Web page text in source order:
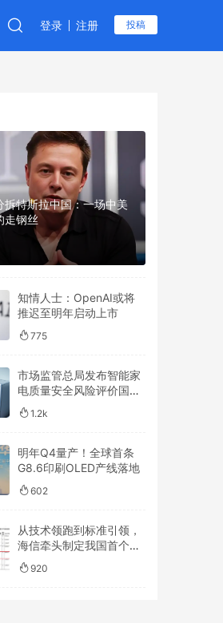
登录 注册 投稿
拆特斯拉中国：一场中美
走钢丝
知情人士：OpenAI或将
推迟至明年启动上市
775
市场监管总局发布智能家
电质量安全风险评价国家
标准
1.2k
明年Q4量产！全球首条
G8.6印刷OLED产线落地
602
从技术领跑到标准引领，
海信牵头制定我国首个
RGB-Mini LED行业标准
920